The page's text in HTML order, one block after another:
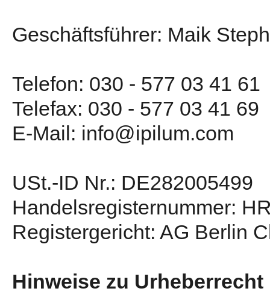
Geschäftsführer: Maik
Telefon: 030 - 577 03 41 61
Telefax: 030 - 577 03 41 69
E-Mail: info@ipilum.com
USt.-ID Nr.: DE282005499
Handelsregisternummer:
Registergericht: AG Berlin
Hinweise zu